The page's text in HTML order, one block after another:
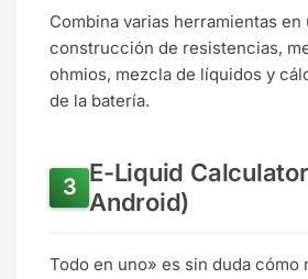
Combina varias herramientas
construcción de resistencias,
ohmios, mezcla de líquidos y
de la batería.
E-Liquid
Android)
Todo en uno» es sin duda cómo